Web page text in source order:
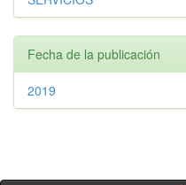
Fecha de la publicación
2019